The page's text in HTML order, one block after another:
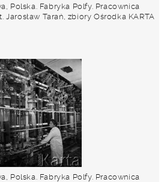
Polska. Fabryka Polfy. Pracownica
Tarań, zbiory Ośrodka KARTA
Polska. Fabryka Polfy. Pracownica